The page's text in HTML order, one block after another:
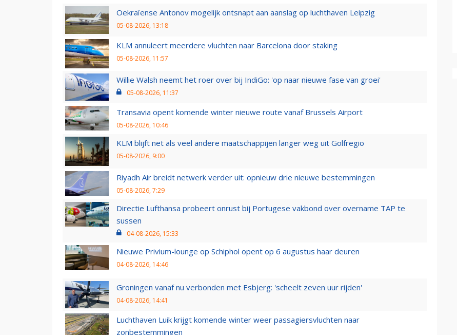
Oekraïense Antonov mogelijk ontsnapt aan aanslag op luchthaven Leipzig
05-08-2026, 13:18
KLM annuleert meerdere vluchten naar Barcelona door staking
05-08-2026, 11:57
Willie Walsh neemt het roer over bij IndiGo: 'op naar nieuwe fase van groei'
05-08-2026, 11:37
Transavia opent komende winter nieuwe route vanaf Brussels Airport
05-08-2026, 10:46
KLM blijft net als veel andere maatschappijen langer weg uit Golfregio
05-08-2026, 9:00
Riyadh Air breidt netwerk verder uit: opnieuw drie nieuwe bestemmingen
05-08-2026, 7:29
Directie Lufthansa probeert onrust bij Portugese vakbond over overname TAP te
sussen
04-08-2026, 15:33
Nieuwe Privium-lounge op Schiphol opent op 6 augustus haar deuren
04-08-2026, 14:46
Groningen vanaf nu verbonden met Esbjerg: 'scheelt zeven uur rijden'
04-08-2026, 14:41
Luchthaven Luik krijgt komende winter weer passagiersvluchten naar
zonbestemmingen